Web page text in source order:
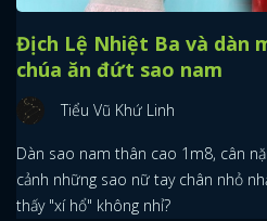
Địch Lệ Nhiệt Ba và dàn
chúa ăn đứt sao nam
Tiểu Vũ Khứ Linh
Dàn sao nam thân cao 1m8, cân
cảnh những sao nữ tay chân nhỏ
thấy "xí hổ" không nhỉ?